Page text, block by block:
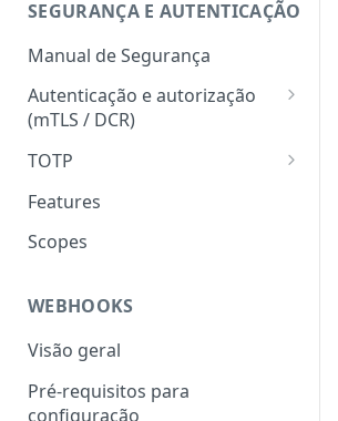
Status codes
Erros
SEGURANÇA E AUTENTICAÇÃO
Manual de Segurança
Autenticação e autorização
(mTLS / DCR)
Token para gerar certificado
Registro dinâmico de client
(autenticação com mTLS)
TOTP
Geração do hash e do código
Validação do hash e do código
Features
Scopes
WEBHOOKS
Visão geral
Pré-requisitos para
configuração